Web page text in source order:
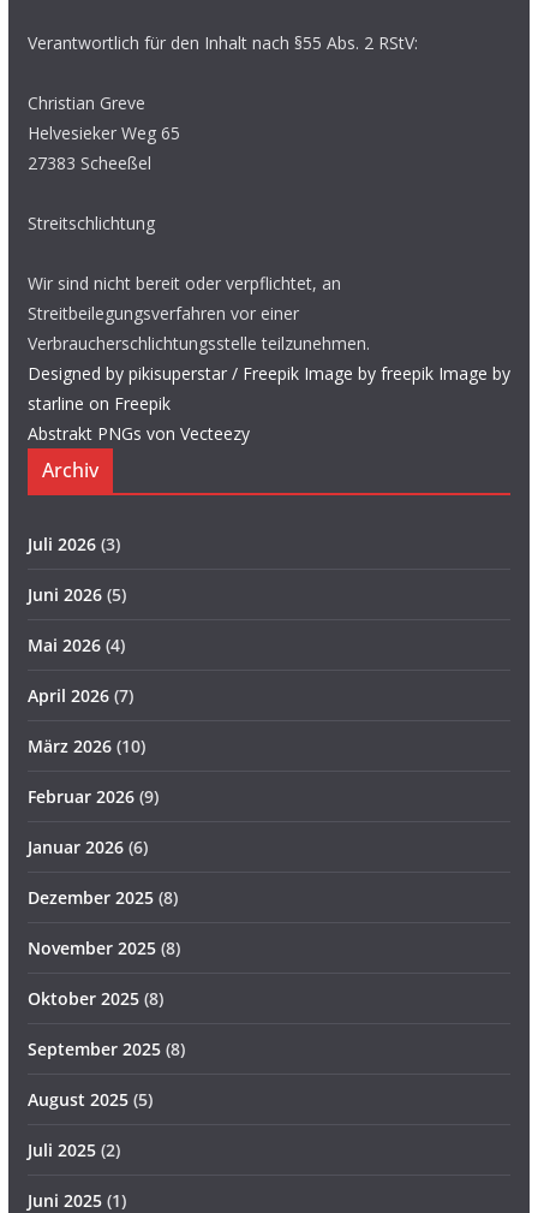
Verantwortlich für den Inhalt nach §55 Abs. 2 RStV:
Christian Greve
Helvesieker Weg 65
27383 Scheeßel
Streitschlichtung
Wir sind nicht bereit oder verpflichtet, an
Streitbeilegungsverfahren vor einer
Verbraucherschlichtungsstelle teilzunehmen.
Designed by pikisuperstar / Freepik Image by freepik Image by
starline on Freepik
Abstrakt PNGs von Vecteezy
Archiv
Juli 2026(3)
Juni 2026(5)
Mai 2026(4)
April 2026(7)
März 2026(10)
Februar 2026(9)
Januar 2026(6)
Dezember 2025(8)
November 2025(8)
Oktober 2025(8)
September 2025(8)
August 2025(5)
Juli 2025(2)
Juni 2025(1)